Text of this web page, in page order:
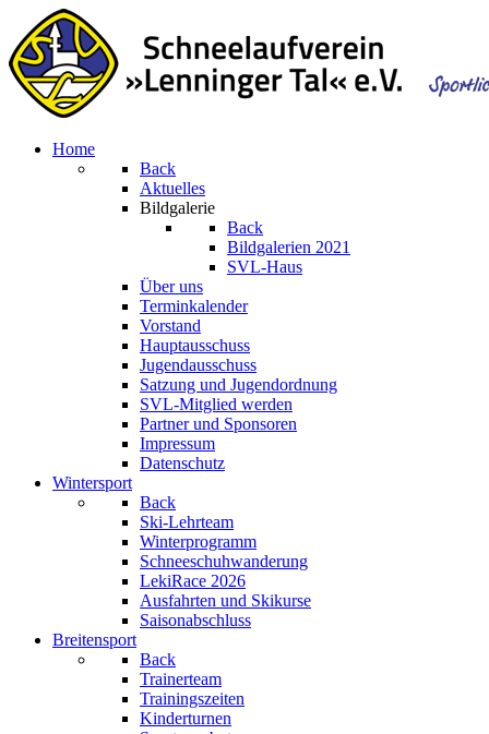
Home
Back
Aktuelles
Bildgalerie
Back
Bildgalerien 2021
SVL-Haus
Über uns
Terminkalender
Vorstand
Hauptausschuss
Jugendausschuss
Satzung und Jugendordnung
SVL-Mitglied werden
Partner und Sponsoren
Impressum
Datenschutz
Wintersport
Back
Ski-Lehrteam
Winterprogramm
Schneeschuhwanderung
LekiRace 2026
Ausfahrten und Skikurse
Saisonabschluss
Breitensport
Back
Trainerteam
Trainingszeiten
Kinderturnen